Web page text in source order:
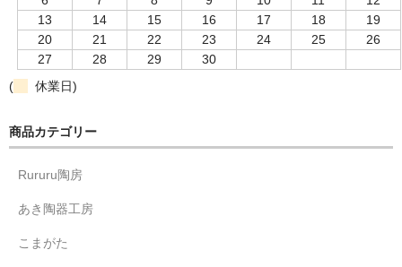
13
14 15 16 17 18
19
20
21 22 23 24 25
26
27
28 29
30
(
休業日)
商品カテゴリー
Rururu陶房
あき陶器工房
こまがた